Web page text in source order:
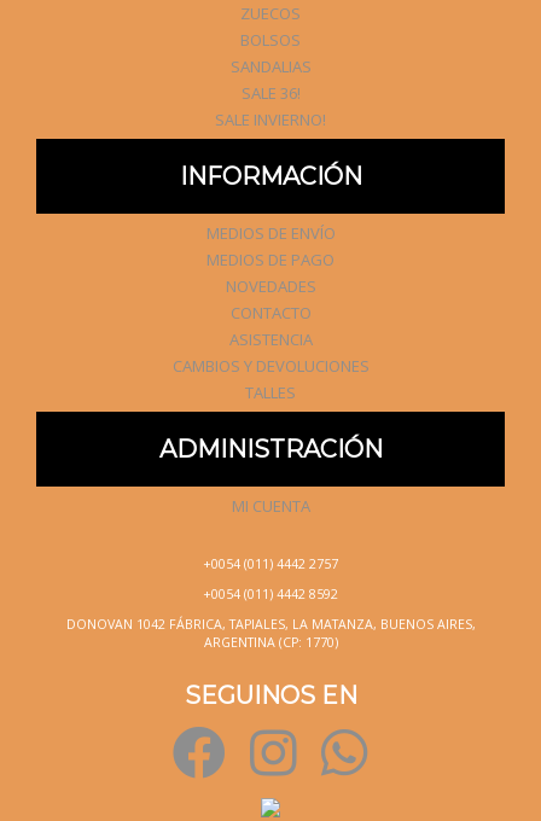
ZUECOS
BOLSOS
SANDALIAS
SALE 36!
SALE INVIERNO!
INFORMACIÓN
MEDIOS DE ENVÍO
MEDIOS DE PAGO
NOVEDADES
CONTACTO
ASISTENCIA
CAMBIOS Y DEVOLUCIONES
TALLES
ADMINISTRACIÓN
MI CUENTA
+0054 (011) 4442 2757
+0054 (011) 4442 8592
DONOVAN 1042 FÁBRICA, TAPIALES, LA MATANZA, BUENOS AIRES,
ARGENTINA (CP: 1770)
SEGUINOS EN